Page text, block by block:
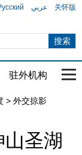
عربي 关怀版
驻外机构 国
> 外交掠影
圣湖